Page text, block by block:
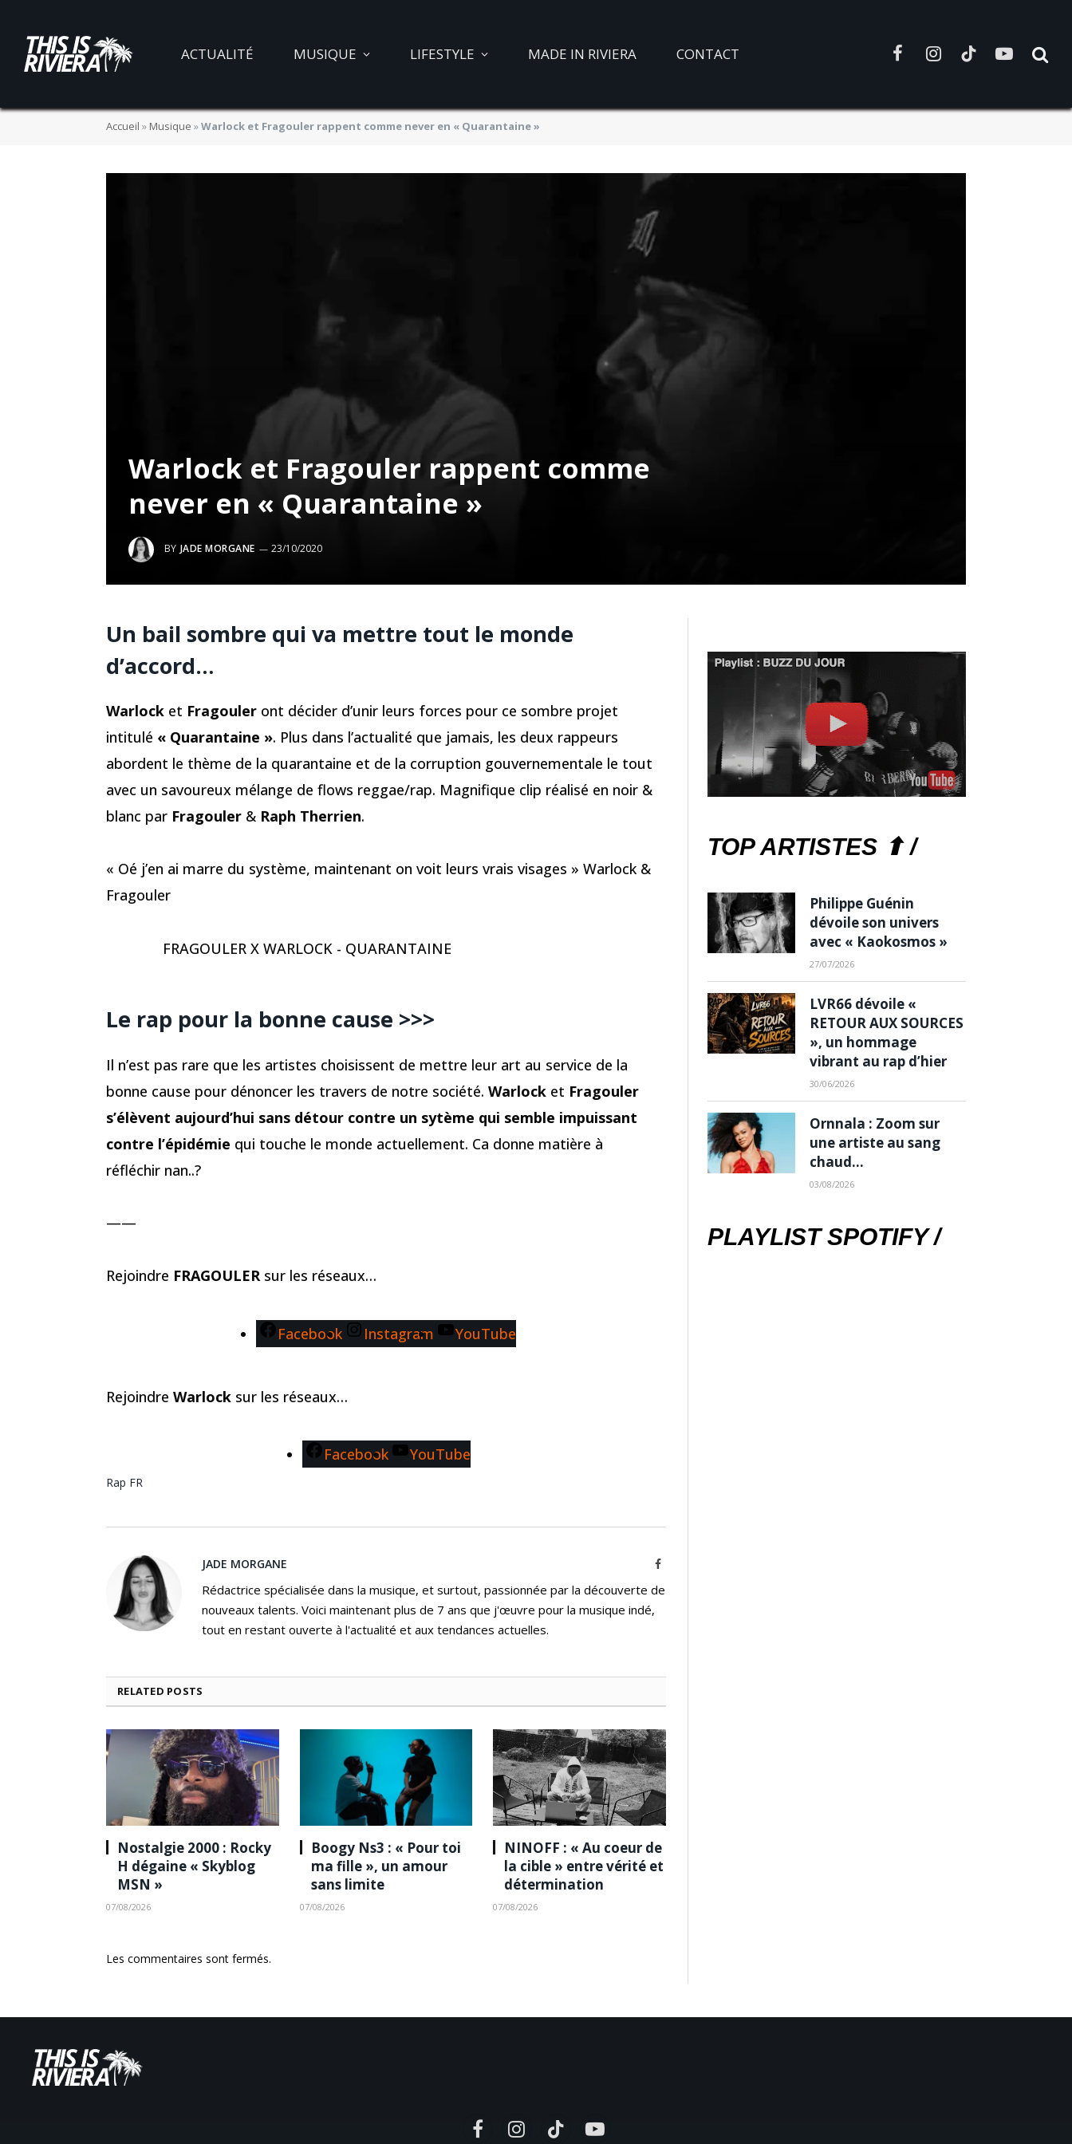
ACTUALITÉ MUSIQUE LIFESTYLE MADE IN RIVIERA CONTACT FacebookInstagramTikTokYouTube
Accueil » Musique »Warlock et Fragouler rappent comme never en « Quarantaine »
Warlock et Fragouler rappent comme
never en « Quarantaine »
BY JADE MORGANE 23/10/2020
Un bail sombre qui va mettre tout le monde
d’accord…
Warlock et Fragouler ont décider d’unir leurs forces pour ce sombre projet
intitulé « Quarantaine ». Plus dans l’actualité que jamais, les deux rappeurs
abordent le thème de la quarantaine et de la corruption gouvernementale le tout
avec un savoureux mélange de flows reggae/rap. Magnifique clip réalisé en noir &
blanc par Fragouler & Raph Therrien.
« Oé j’en ai marre du système, maintenant on voit leurs vrais visages » Warlock &
Fragouler
FRAGOULER X WARLOCK - QUARANTAINE
Le rap pour la bonne cause >>>
Il n’est pas rare que les artistes choisissent de mettre leur art au service de la
bonne cause pour dénoncer les travers de notre société. Warlock et Fragouler
s’élèvent aujourd’hui sans détour contre un sytème qui semble impuissant
contre l’épidémie qui touche le monde actuellement. Ca donne matière à
réfléchir nan..?
——
Rejoindre FRAGOULER sur les réseaux…
Facebook Instagram YouTube
Rejoindre Warlock sur les réseaux…
Facebook YouTube
Rap FR
JADE MORGANE Facebook
Rédactrice spécialisée dans la musique, et surtout, passionnée par la découverte de
nouveaux talents. Voici maintenant plus de 7 ans que j'œuvre pour la musique indé,
tout en restant ouverte à l'actualité et aux tendances actuelles.
RELATED POSTS
Nostalgie 2000 : Rocky
H dégaine « Skyblog
MSN »
07/08/2026
Boogy Ns3 : « Pour toi
ma fille », un amour
sans limite
07/08/2026
NINOFF : « Au coeur de
la cible » entre vérité et
détermination
07/08/2026
Les commentaires sont fermés.
TOP ARTISTES ⬆ /
Philippe Guénin
dévoile son univers
avec « Kaokosmos »
27/07/2026
LVR66 dévoile «
RETOUR AUX SOURCES
», un hommage
vibrant au rap d’hier
30/06/2026
Ornnala : Zoom sur
une artiste au sang
chaud…
03/08/2026
PLAYLIST SPOTIFY /
FacebookInstagramTikTok YouTube